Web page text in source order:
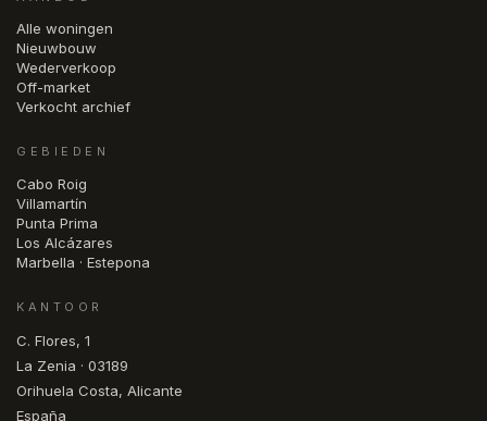
Alle woningen
Nieuwbouw
Wederverkoop
Off-market
Verkocht archief
GEBIEDEN
Cabo Roig
Villamartín
Punta Prima
Los Alcázares
Marbella · Estepona
KANTOOR
C. Flores, 1
La Zenia · 03189
Orihuela Costa, Alicante
España